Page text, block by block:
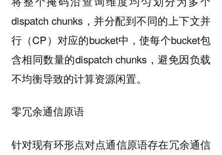
dispatch chunks，并分配到不同的上下文并
行（CP）对应的bucket中，使每个bucket包
含相同数量的dispatch chunks，避免因负载
不均衡导致的计算资源闲置。
零冗余通信原语
针对现有环形点对点通信原语存在冗余通信